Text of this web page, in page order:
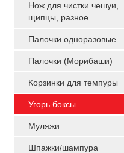
Нож для чистки чешуи,
щипцы, разное
Палочки одноразовые
Палочки (Морибаши)
Корзинки для темпуры
Угорь боксы
Муляжи
Шпажки/шампура